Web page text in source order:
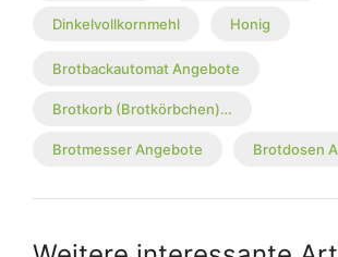
Dinkelvollkornmehl Honig
Brotbackautomat Angebote
Brotkorb (Brotkörbchen)…
Brotmesser Angebote Brotdosen